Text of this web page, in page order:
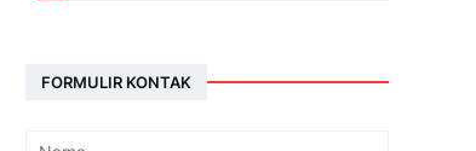
FORMULIR KONTAK